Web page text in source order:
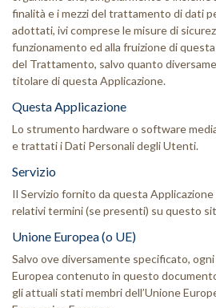
finalità e i mezzi del trattamento di dati
adottati, ivi comprese le misure di
funzionamento ed alla fruizione di
del Trattamento, salvo quanto
titolare di questa Applicazione.
Questa Applicazione
Lo strumento hardware o software
e trattati i Dati Personali degli Utenti.
Servizio
Il Servizio fornito da questa
relativi termini (se presenti) su questo
Unione Europea (o UE)
Salvo ove diversamente specificato,
Europea contenuto in questo
gli attuali stati membri dell’Unione